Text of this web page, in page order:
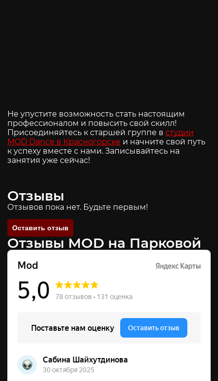
Не упустите возможность стать настоящим
профессионалом и повысить свой скилл!
Присоединяйтесь к старшей группе в студии
MOD Dance в Красногорске и начните свой путь
к успеху вместе с нами. Записывайтесь на
занятия уже сейчас!
Отзывы
Отзывов пока нет. Будьте первым!
Оставить отзыв
Отзывы MOD на Парковой